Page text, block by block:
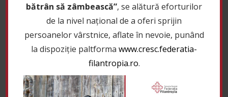
bătrân să zâmbească”, se alătură eforturilor
de la nivel național de a oferi sprijin
persoanelor vârstnice, aflate în nevoie, punând
la dispoziție paltforma www.cresc.federatia-
filantropia.ro.